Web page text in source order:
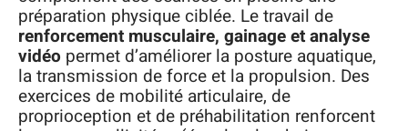
préparation physique ciblée. Le travail de
renforcement musculaire, gainage et analyse
vidéo permet d’améliorer la posture aquatique,
la transmission de force et la propulsion. Des
exercices de mobilité articulaire, de
proprioception et de préhabilitation renforcent